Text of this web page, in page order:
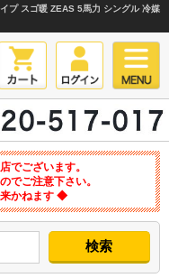
プ スゴ暖 ZEAS 5馬力 シングル 冷媒
でございます。
でご注意下さい。
かねます ◆